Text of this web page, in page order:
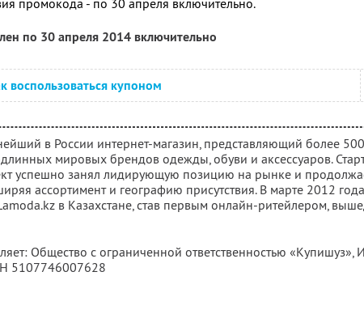
промокода - по 30 апреля включительно.
по 30 апреля 2014 включительно
воспользоваться купоном
в России интернет-магазин, представляющий более
мировых брендов одежды, обуви и аксессуаров.
успешно занял лидирующую позицию на рынке и
ассортимент и географию присутствия. В марте 2012
в Казахстане, став первым онлайн-ритейлером,
Общество с ограниченной ответственностью «Купишуз»,
5107746007628